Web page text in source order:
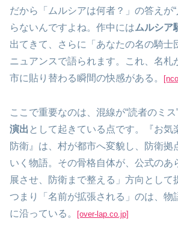
だから「ムルシアは何者？」の答えが“
らないんですよね。作中にはムルシア
出てきて、さらに「あなたの名の騎士
ニュアンスで語られます。これ、名札
市に貼り替わる瞬間の快感がある。
ここで重要なのは、混線が“読者のミス
演出 として起きている点です。『お気
防衛』は、村が都市へ変貌し、防衛拠
いく物語。その骨格自体が、公式のあ
展させ、防衛まで整える」方向として
つまり「名前が拡張される」のは、物
に沿っている。
[over-lap.co.jp]